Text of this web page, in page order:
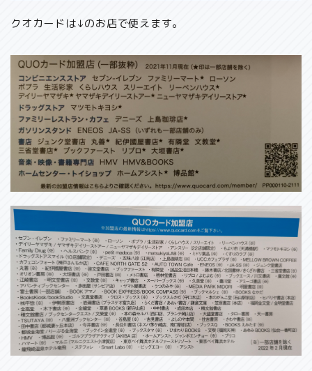
クオカードは↓のお店で使えます。